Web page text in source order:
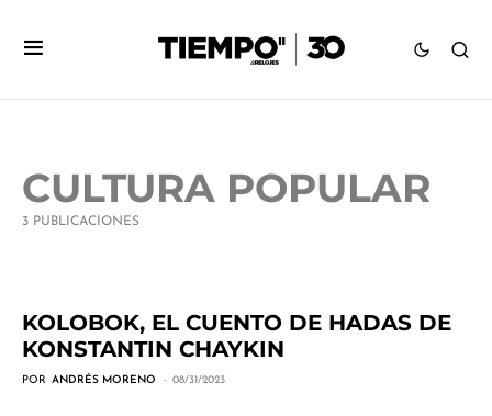
CULTURA POPULAR
3 PUBLICACIONES
KOLOBOK, EL CUENTO DE HADAS DE
KONSTANTIN CHAYKIN
POR ANDRÉS MORENO 08/31/2023